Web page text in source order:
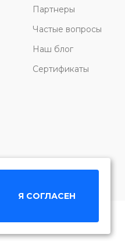
Я СОГЛАСЕН
Партнеры
Частые вопросы
Наш блог
Сертификаты